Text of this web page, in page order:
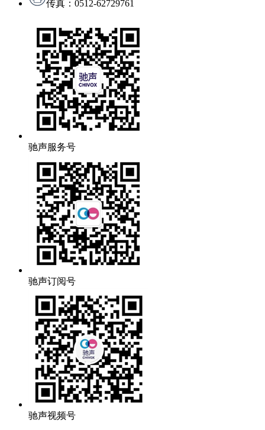
传真：0512-62729761
驰声服务号
驰声订阅号
驰声视频号